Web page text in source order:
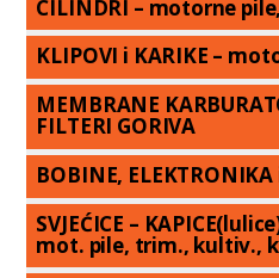
CILINDRI – motorne
KLIPOVI i KARIKE –
MEMBRANE
FILTERI GORIVA
BOBINE, ELEKTRONIKA
SVJEĆICE –
mot. pile, trim., kultiv.,